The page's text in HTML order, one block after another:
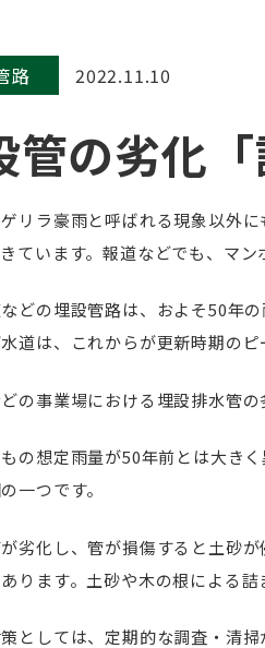
路 2022.11.10
管の劣化「
リラ豪雨と呼ばれる現象以外
ています。報道などでも、マ
どの埋設管路は、およそ50年
道は、これからが更新時期のピ
の事業場における埋設排水管の
の想定雨量が50年前とは大き
一つです。
劣化し、管が損傷すると土砂
ります。土砂や木の根による詰
としては、定期的な調査・清掃